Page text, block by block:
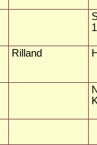
Rilland